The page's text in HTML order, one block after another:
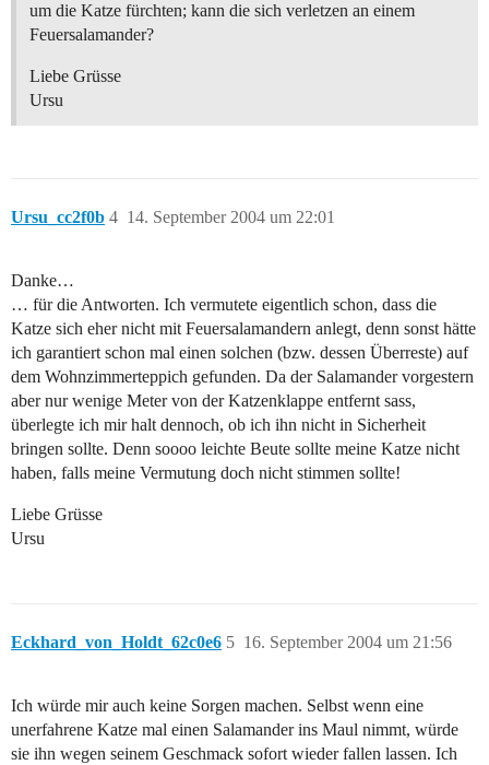
um die Katze fürchten; kann die sich verletzen an einem
Feuersalamander?
Liebe Grüsse
Ursu
Ursu_cc2f0b 14. September 2004 um 22:01
4
Danke…
… für die Antworten. Ich vermutete eigentlich schon, dass die
Katze sich eher nicht mit Feuersalamandern anlegt, denn sonst hätte
ich garantiert schon mal einen solchen (bzw. dessen Überreste) auf
dem Wohnzimmerteppich gefunden. Da der Salamander vorgestern
aber nur wenige Meter von der Katzenklappe entfernt sass,
überlegte ich mir halt dennoch, ob ich ihn nicht in Sicherheit
bringen sollte. Denn soooo leichte Beute sollte meine Katze nicht
haben, falls meine Vermutung doch nicht stimmen sollte!
Liebe Grüsse
Ursu
Eckhard_von_Holdt_62c0e6 16. September 2004 um 21:56
5
Ich würde mir auch keine Sorgen machen. Selbst wenn eine
unerfahrene Katze mal einen Salamander ins Maul nimmt, würde
sie ihn wegen seinem Geschmack sofort wieder fallen lassen. Ich